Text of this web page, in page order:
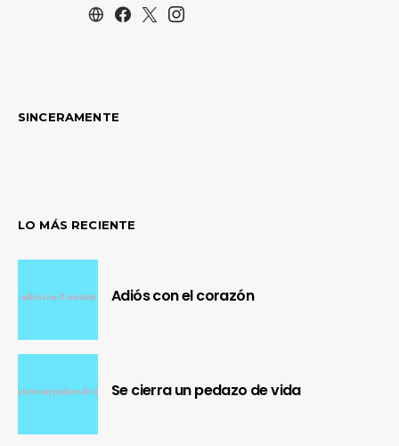
SINCERAMENTE
LO MÁS RECIENTE
Adiós con el corazón
Se cierra un pedazo de vida